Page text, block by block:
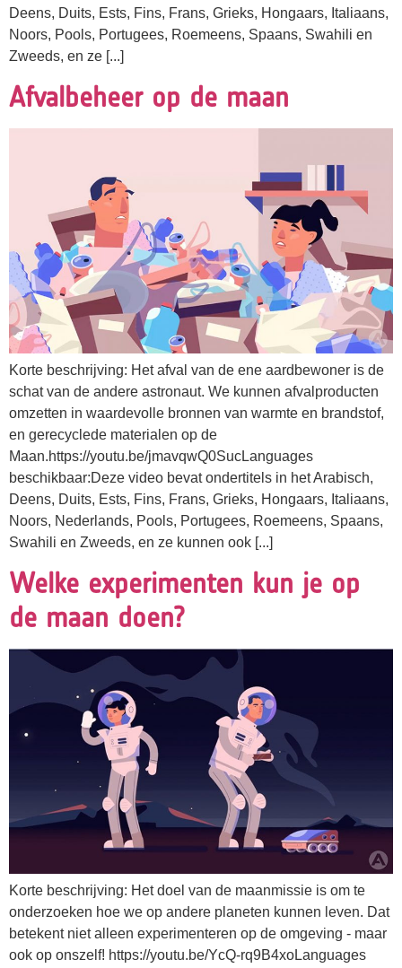
Deens, Duits, Ests, Fins, Frans, Grieks, Hongaars, Italiaans,
Noors, Pools, Portugees, Roemeens, Spaans, Swahili en
Zweeds, en ze [...]
Afvalbeheer op de maan
Korte beschrijving: Het afval van de ene aardbewoner is de
schat van de andere astronaut. We kunnen afvalproducten
omzetten in waardevolle bronnen van warmte en brandstof,
en gerecyclede materialen op de
Maan.https://youtu.be/jmavqwQ0SucLanguages
beschikbaar:Deze video bevat ondertitels in het Arabisch,
Deens, Duits, Ests, Fins, Frans, Grieks, Hongaars, Italiaans,
Noors, Nederlands, Pools, Portugees, Roemeens, Spaans,
Swahili en Zweeds, en ze kunnen ook [...]
Welke experimenten kun je op
de maan doen?
Korte beschrijving: Het doel van de maanmissie is om te
onderzoeken hoe we op andere planeten kunnen leven. Dat
betekent niet alleen experimenteren op de omgeving - maar
ook op onszelf! https://youtu.be/YcQ-rq9B4xoLanguages